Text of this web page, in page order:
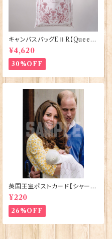
キャンバスバッグEⅡR【Queen
ElizabethⅡ Commemorativ
e】Victoria Eggs 90332
¥4,620
30%OFF
英国王室ポストカード【シャーロ
ット王女2】Pageantry Postca
rd 90183-JEF202
¥220
26%OFF